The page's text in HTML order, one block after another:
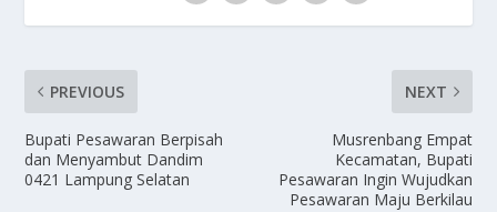
PREVIOUS
Bupati Pesawaran Berpisah
dan Menyambut Dandim
0421 Lampung Selatan
NEXT
Musrenbang Empat
Kecamatan, Bupati
Pesawaran Ingin Wujudkan
Pesawaran Maju Berkilau